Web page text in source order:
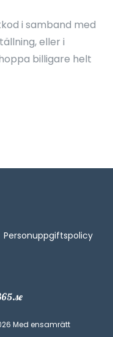
i samband med
eller i
billigare helt
Personuppgiftspolicy
Med ensamrätt